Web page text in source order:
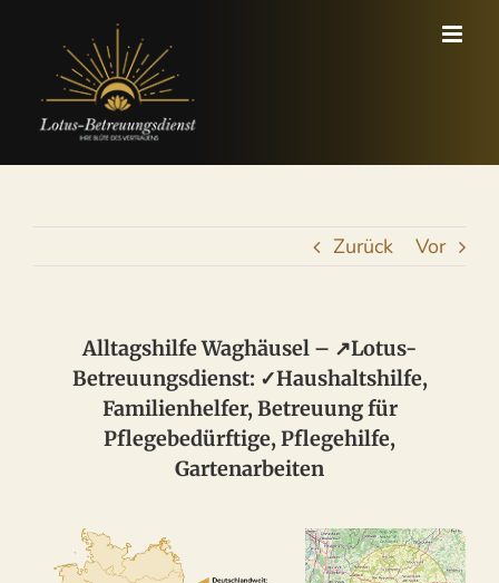
springen
Zurück Vor
Alltagshilfe Waghäusel – ↗️Lotus-
Betreuungsdienst: ✓Haushaltshilfe,
Familienhelfer, Betreuung für
Pflegebedürftige, Pflegehilfe,
Gartenarbeiten